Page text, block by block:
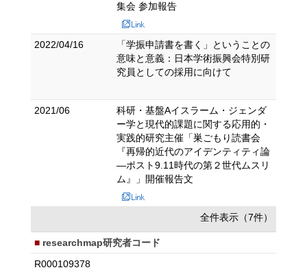
集会 参加報告
2022/04/16
「学振申請書を書く」ということの
意味と意義：日本学術振興会特別研
究員としての採用に向けて
2021/06
科研・基盤Aイスラーム・ジェンダ
ー学と現代的課題に関する応用的・
実践的研究主催「巣ごもり読書会
『再帰的近代のアイデンティティ論
—ポスト9.11時代の第２世代ムスリ
ム』」開催報告文
全件表示（7件）
researchmap研究者コード
R000109378